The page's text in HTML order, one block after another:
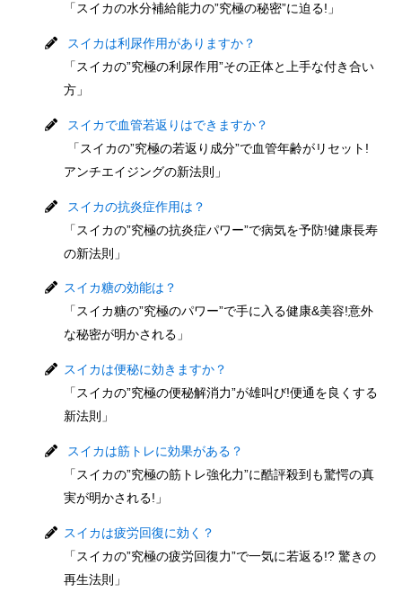
「スイカの水分補給能力の”究極の秘密”に迫る!」
スイカは利尿作用がありますか？
「スイカの”究極の利尿作用”その正体と上手な付き合い
方」
スイカで血管若返りはできますか？
「スイカの”究極の若返り成分”で血管年齢がリセット!
アンチエイジングの新法則」
スイカの抗炎症作用は？
「スイカの”究極の抗炎症パワー”で病気を予防!健康長寿
の新法則」
スイカ糖の効能は？
「スイカ糖の”究極のパワー”で手に入る健康&美容!意外
な秘密が明かされる」
スイカは便秘に効きますか？
「スイカの”究極の便秘解消力”が雄叫び!便通を良くする
新法則」
スイカは筋トレに効果がある？
「スイカの”究極の筋トレ強化力”に酷評殺到も驚愕の真
実が明かされる!」
スイカは疲労回復に効く？
「スイカの”究極の疲労回復力”で一気に若返る!? 驚きの
再生法則」